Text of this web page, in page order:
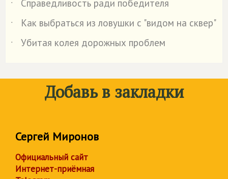
˙
Справедливость ради победителя
˙
Как выбраться из ловушки с "видом на сквер"
˙
Убитая колея дорожных проблем
Добавь в закладки
Сергей Миронов
Официальный сайт
Интернет-приёмная